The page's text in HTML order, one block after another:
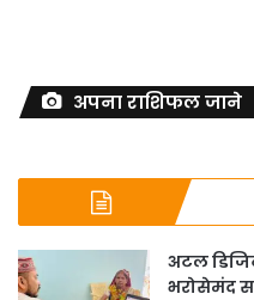
अपना राशिफल जाने
अटल
भरोसेमंद